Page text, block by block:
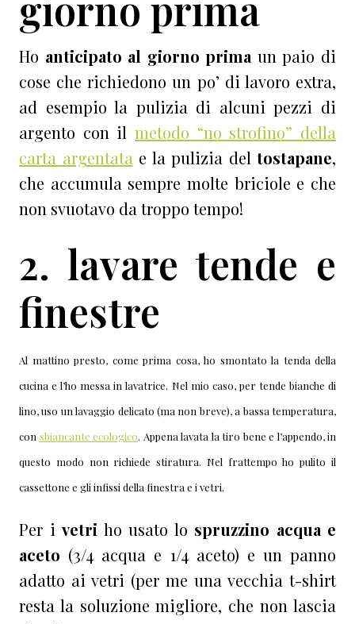
Ho anticipato al giorno prima un paio di
cose che richiedono un po’ di lavoro extra,
ad esempio la pulizia di alcuni pezzi di
argento con il metodo “no strofino” della
carta argentata e la pulizia del tostapane,
che accumula sempre molte briciole e che
non svuotavo da troppo tempo!
2. lavare tende e
finestre
Al mattino presto, come prima cosa, ho smontato la tenda della
cucina e l’ho messa in lavatrice. Nel mio caso, per tende bianche di
lino, uso un lavaggio delicato (ma non breve), a bassa temperatura,
con sbiancante ecologico. Appena lavata la tiro bene e l’appendo, in
questo modo non richiede stiratura. Nel frattempo ho pulito il
cassettone e gli infissi della finestra e i vetri.
Per i vetri ho usato lo spruzzino acqua e
aceto (3/4 acqua e 1/4 aceto) e un panno
adatto ai vetri (per me una vecchia t-shirt
resta la soluzione migliore, che non lascia